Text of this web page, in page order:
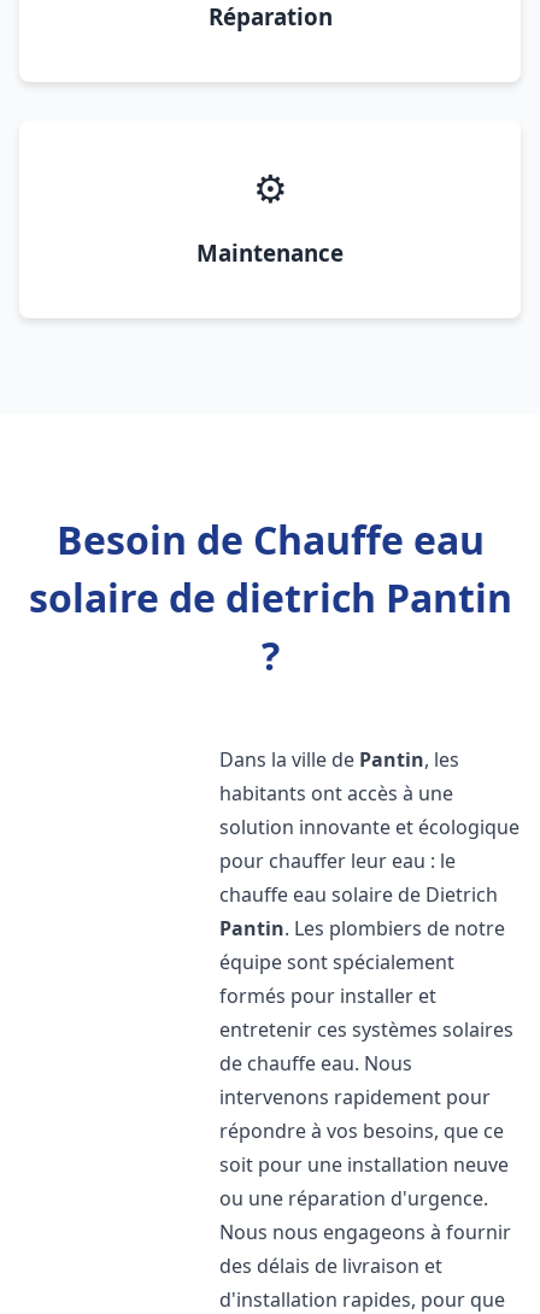
Réparation
⚙️
Maintenance
Besoin de Chauffe eau
solaire de dietrich Pantin
?
Dans la ville de Pantin, les
habitants ont accès à une
solution innovante et écologique
pour chauffer leur eau : le
chauffe eau solaire de Dietrich
Pantin. Les plombiers de notre
équipe sont spécialement
formés pour installer et
entretenir ces systèmes solaires
de chauffe eau. Nous
intervenons rapidement pour
répondre à vos besoins, que ce
soit pour une installation neuve
ou une réparation d'urgence.
Nous nous engageons à fournir
des délais de livraison et
d'installation rapides, pour que